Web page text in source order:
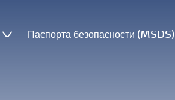
Паспорта безопасности (MSDS)